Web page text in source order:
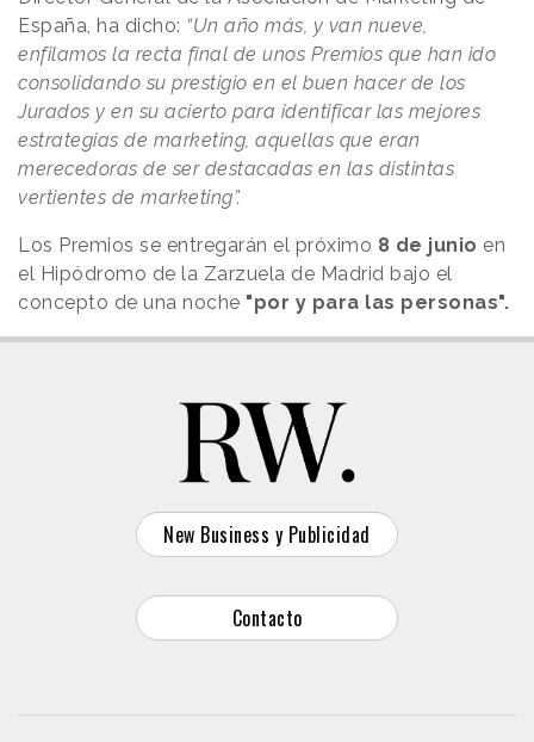
España, ha dicho: “Un año más, y van nueve,
enfilamos la recta final de unos Premios que han ido
consolidando su prestigio en el buen hacer de los
Jurados y en su acierto para identificar las mejores
estrategias de marketing, aquellas que eran
merecedoras de ser destacadas en las distintas
vertientes de marketing”.
Los Premios se entregarán el próximo 8 de junio en
el Hipódromo de la Zarzuela de Madrid bajo el
concepto de una noche "por y para las personas".
New Business y Publicidad
Contacto